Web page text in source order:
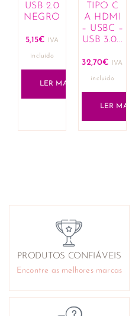
USB 2.0
NEGRO
5,15€ IVA
incluido
LER MAIS
TIPO C
A HDMI
– USBC –
USB 3.0...
32,70€ IVA
incluido
LER MAIS
PRODUTOS CONFIÁVEIS
Encontre as melhores marcas